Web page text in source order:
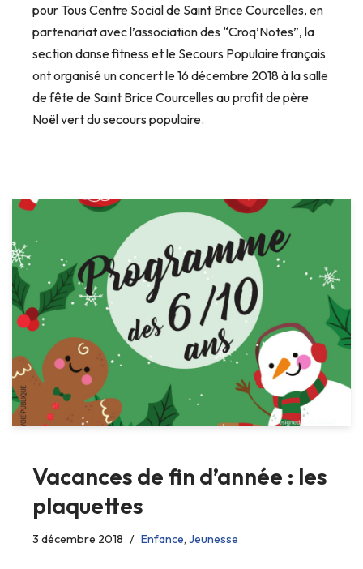
pour Tous Centre Social de Saint Brice Courcelles, en
partenariat avec l’association des “Croq’Notes”, la
section danse fitness et le Secours Populaire français
ont organisé un concert le 16 décembre 2018 à la salle
de fête de Saint Brice Courcelles au profit de père
Noël vert du secours populaire.
Vacances de fin d’année : les
plaquettes
3 décembre 2018 Enfance, Jeunesse